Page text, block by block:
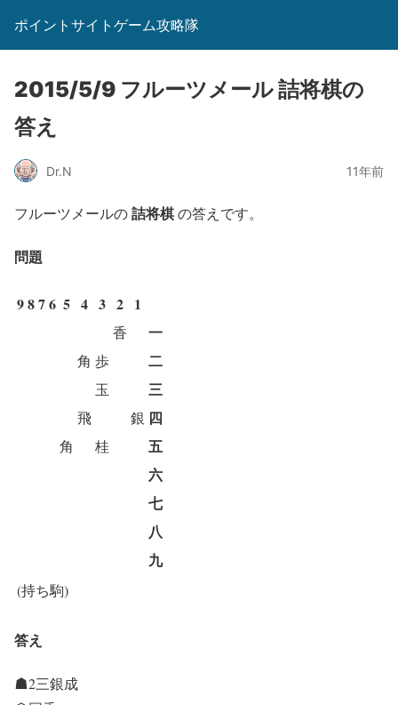
ポイントサイトゲーム攻略隊
2015/5/9 フルーツメール 詰将棋の
答え
Dr.N 11年前
フルーツメールの詰将棋の答えです。
問題
9876 5 4 3 2 1
香 一
角 歩 二
玉 三
飛 銀 四
角 桂
五
六
七
八
九
(持ち駒)
答え
☗2三銀成